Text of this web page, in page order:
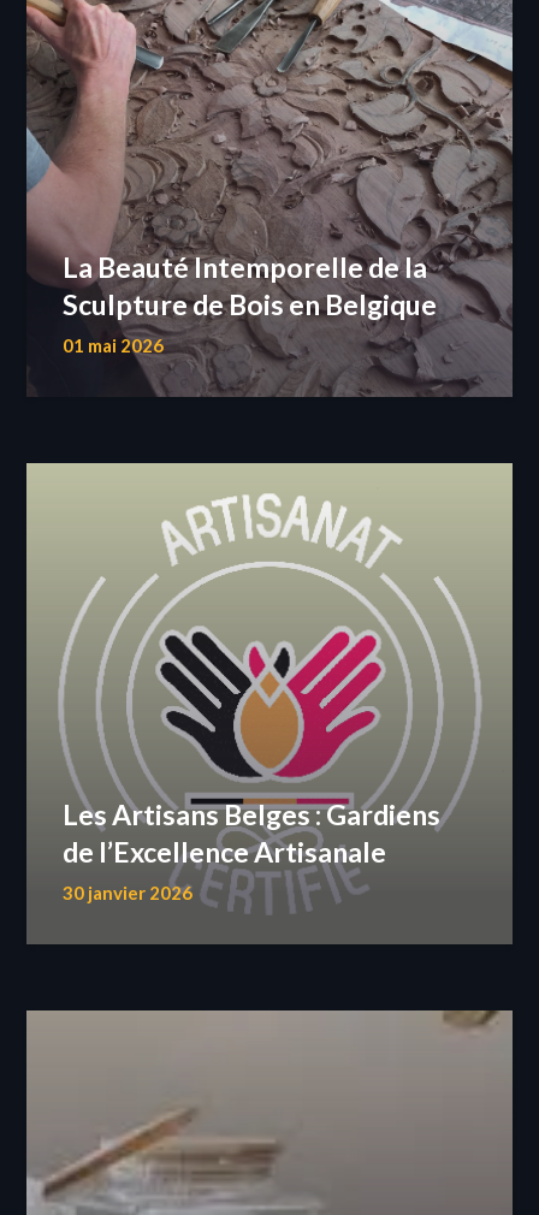
La Beauté Intemporelle de la
Sculpture de Bois en Belgique
01 mai 2026
Les Artisans Belges : Gardiens
de l’Excellence Artisanale
30 janvier 2026